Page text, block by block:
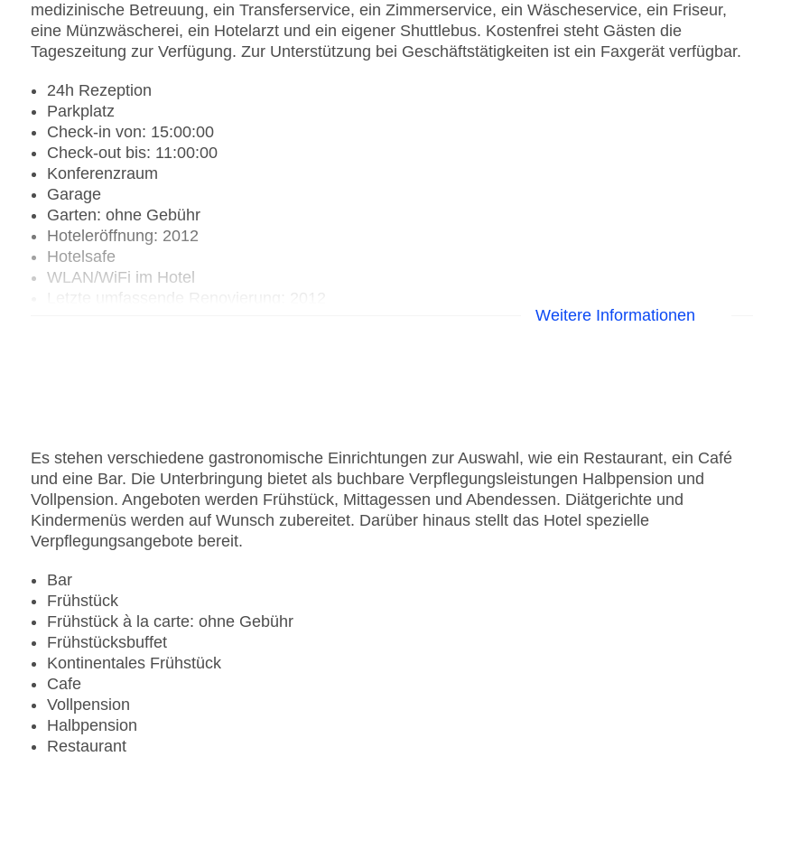
medizinische Betreuung, ein Transferservice, ein Zimmerservice, ein Wäscheservice, ein Friseur,
eine Münzwäscherei, ein Hotelarzt und ein eigener Shuttlebus. Kostenfrei steht Gästen die
Tageszeitung zur Verfügung. Zur Unterstützung bei Geschäftstätigkeiten ist ein Faxgerät verfügbar.
24h Rezeption
Parkplatz
Check-in von: 15:00:00
Check-out bis: 11:00:00
Konferenzraum
Garage
Garten: ohne Gebühr
Hoteleröffnung: 2012
Hotelsafe
WLAN/WiFi im Hotel
Letzte umfassende Renovierung: 2012
Gesamtanzahl der Zimmer: 60
Pools:Indoor Pool, Outdoor Pool, Sonnenschirme am Pool, Liegen am Pool
Zahlungsarten: American Express, Mastercard, Visa
Landeskategorie: 5 Sterne
Weitere Informationen
Es stehen verschiedene gastronomische Einrichtungen zur Auswahl, wie ein Restaurant, ein Café
und eine Bar. Die Unterbringung bietet als buchbare Verpflegungsleistungen Halbpension und
Vollpension. Angeboten werden Frühstück, Mittagessen und Abendessen. Diätgerichte und
Kindermenüs werden auf Wunsch zubereitet. Darüber hinaus stellt das Hotel spezielle
Verpflegungsangebote bereit.
Bar
Frühstück
Frühstück à la carte: ohne Gebühr
Frühstücksbuffet
Kontinentales Frühstück
Cafe
Vollpension
Halbpension
Restaurant